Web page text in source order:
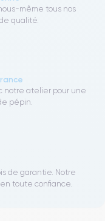
même tous nos
qualité.
notre atelier pour une
pépin.
de garantie. Notre
toute confiance.